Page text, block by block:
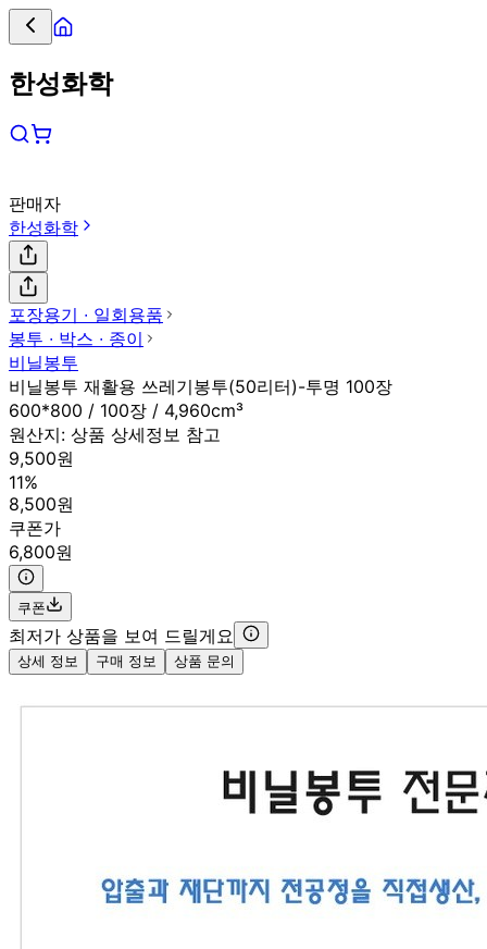
한성화학
판매자
한성화학
포장용기 ∙ 일회용품
봉투 ∙ 박스 ∙ 종이
비닐봉투
비닐봉투 재활용 쓰레기봉투(50리터)-투명 100장
600*800 / 100장 / 4,960cm³
원산지: 상품 상세정보 참고
9,500원
11%
8,500원
쿠폰가
6,800원
쿠폰
최저가 상품을 보여 드릴게요
상세 정보 구매 정보 상품 문의